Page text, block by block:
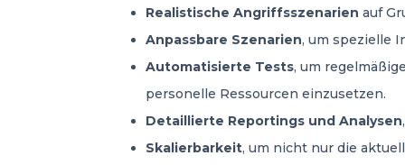
Realistische Angriffsszenarien auf
Anpassbare Szenarien, um spezielle
Automatisierte Tests, um
personelle Ressourcen einzusetzen.
Detaillierte Reportings und Analysen
Skalierbarkeit, um nicht nur die